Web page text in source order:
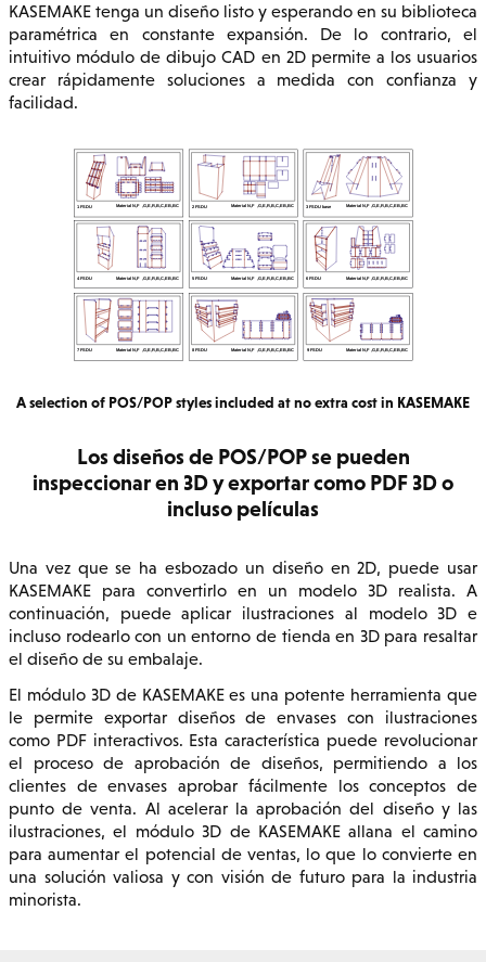
KASEMAKE tenga un diseño listo y esperando en su biblioteca
paramétrica en constante expansión. De lo contrario, el
intuitivo módulo de dibujo CAD en 2D permite a los usuarios
crear rápidamente soluciones a medida con confianza y
facilidad.
A selection of POS/POP styles included at no extra cost in KASEMAKE
Los diseños de POS/POP se pueden
inspeccionar en 3D y exportar como PDF 3D o
incluso películas
Una vez que se ha esbozado un diseño en 2D, puede usar
KASEMAKE para convertirlo en un modelo 3D realista. A
continuación, puede aplicar ilustraciones al modelo 3D e
incluso rodearlo con un entorno de tienda en 3D para resaltar
el diseño de su embalaje.
El módulo 3D de KASEMAKE es una potente herramienta que
le permite exportar diseños de envases con ilustraciones
como PDF interactivos. Esta característica puede revolucionar
el proceso de aprobación de diseños, permitiendo a los
clientes de envases aprobar fácilmente los conceptos de
punto de venta. Al acelerar la aprobación del diseño y las
ilustraciones, el módulo 3D de KASEMAKE allana el camino
para aumentar el potencial de ventas, lo que lo convierte en
una solución valiosa y con visión de futuro para la industria
minorista.